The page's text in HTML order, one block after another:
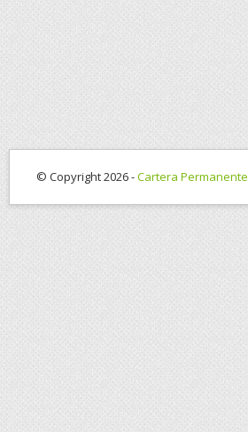
© Copyright 2026 -Cartera Permanente